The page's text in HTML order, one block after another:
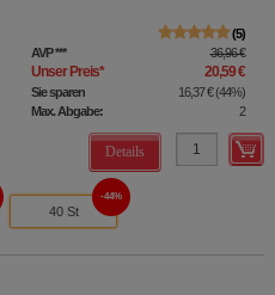
5
AVP*** 36,96 €
Unser Preis* 20,59 €
Sie sparen 16,37 €(44%)
Max. Abgabe:
2
Details
40 St
44%